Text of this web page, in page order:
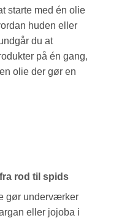
starte med én olie
huden eller
du at
på én gang,
olie der gør en
rod til spids
gør underværker
eller jojoba i